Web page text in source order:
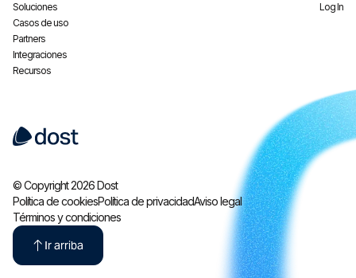
Soluciones
Casos de uso
Partners
Integraciones
Recursos
Log In
© Copyright 2026 Dost
Política de cookiesPolítica de privacidadAviso legal
Términos y condiciones
Ir arriba